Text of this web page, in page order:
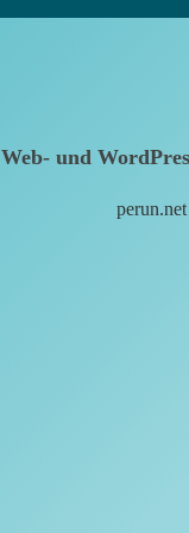
Web- und